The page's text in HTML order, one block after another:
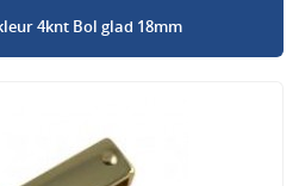
4knt Bol glad 18mm